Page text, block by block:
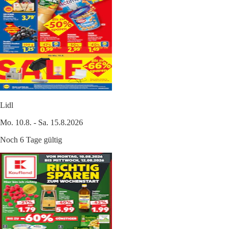
Lidl
Mo. 10.8. - Sa. 15.8.2026
Noch 6 Tage gültig